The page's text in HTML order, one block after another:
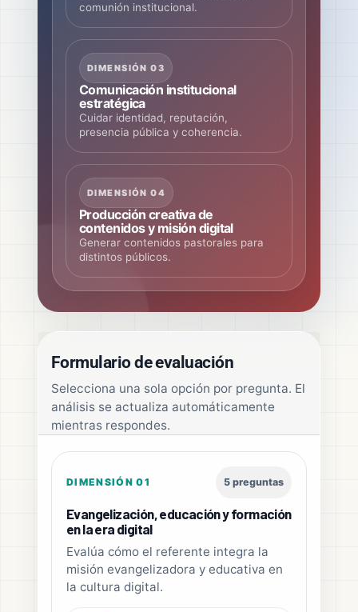
comunión institucional.
DIMENSIÓN 03
Comunicación institucional
estratégica
Cuidar identidad, reputación,
presencia pública y coherencia.
DIMENSIÓN 04
Producción creativa de
contenidos y misión digital
Generar contenidos pastorales para
distintos públicos.
Formulario de evaluación
Selecciona una sola opción por pregunta. El
análisis se actualiza automáticamente
mientras respondes.
DIMENSIÓN 01 5 preguntas
Evangelización, educación y formación
en la era digital
Evalúa cómo el referente integra la
misión evangelizadora y educativa en
la cultura digital.